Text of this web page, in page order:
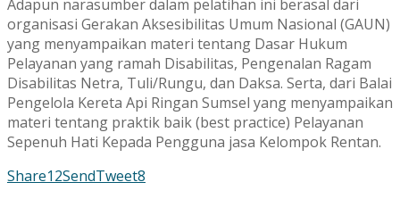
Adapun narasumber dalam pelatihan ini berasal dari
organisasi Gerakan Aksesibilitas Umum Nasional (GAUN)
yang menyampaikan materi tentang Dasar Hukum
Pelayanan yang ramah Disabilitas, Pengenalan Ragam
Disabilitas Netra, Tuli/Rungu, dan Daksa. Serta, dari Balai
Pengelola Kereta Api Ringan Sumsel yang menyampaikan
materi tentang praktik baik (best practice) Pelayanan
Sepenuh Hati Kepada Pengguna jasa Kelompok Rentan.
Share12SendTweet8